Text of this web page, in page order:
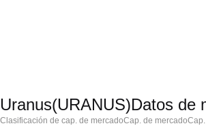
Uranus(URANUS)Datos de
Clasificación de cap. de mercadoCap. de mercado